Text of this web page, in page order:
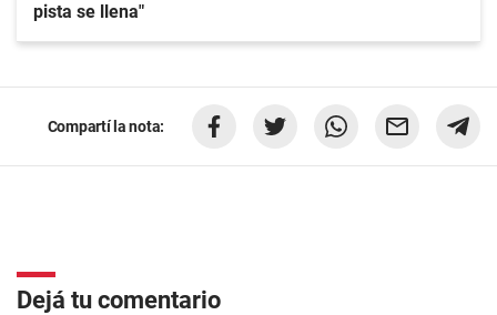
pista se llena"
Compartí la nota:
Dejá tu comentario